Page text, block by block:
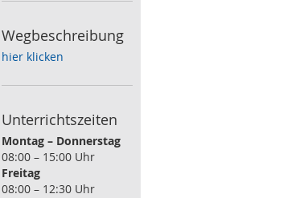
Wegbeschreibung
hier klicken
Unterrichtszeiten
Montag – Donnerstag
08:00 – 15:00 Uhr
Freitag
08:00 – 12:30 Uhr